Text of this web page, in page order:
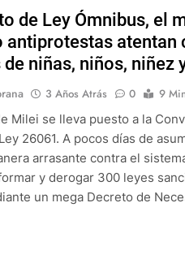
de Ley Ómnibus, el
antiprotestas atentan
de niñas, niños, niñez
3 Años Atrás 0
9
Milei se lleva puesto a la
26061. A pocos días de
arrasante contra el
y derogar 300 leyes
un mega Decreto de